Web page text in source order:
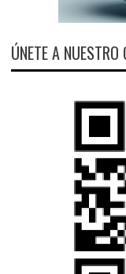
ÚNETE A NUESTRO